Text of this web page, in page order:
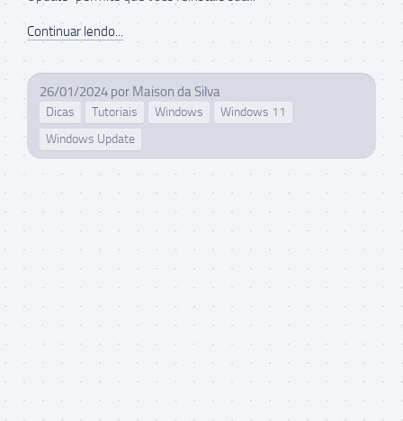
Continuar lendo...
26/01/2024 por Maison da Silva
Dicas Tutoriais Windows
Windows 11
Windows Update